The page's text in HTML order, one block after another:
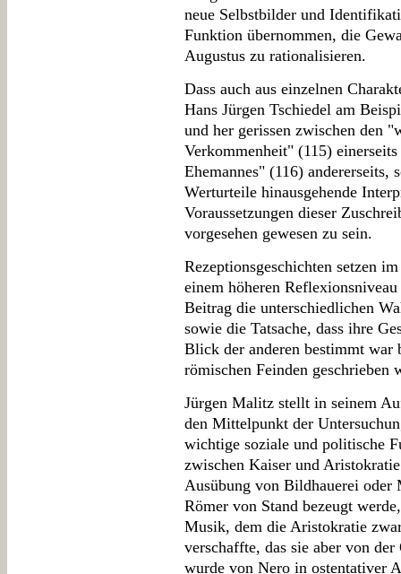
neue Selbstbilder und
Funktion übernommen, die
Augustus zu rationalisieren.
Dass auch aus einzelnen
Hans Jürgen Tschiedel am
und her gerissen zwischen den
Verkommenheit" (115)
Ehemannes" (116) andererseits,
Werturteile hinausgehende
Voraussetzungen dieser
vorgesehen gewesen zu sein.
Rezeptionsgeschichten setzen
einem höheren
Beitrag die unterschiedlichen
sowie die Tatsache, dass ihre
Blick der anderen bestimmt war
römischen Feinden geschrieben
Jürgen Malitz stellt in seinem
den Mittelpunkt der
wichtige soziale und politische
zwischen Kaiser und
Ausübung von Bildhauerei oder
Römer von Stand bezeugt
Musik, dem die Aristokratie
verschaffte, das sie aber von
wurde von Nero in ostentativer